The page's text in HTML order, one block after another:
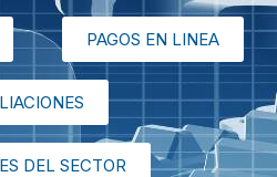
PAGOS EN LINEA
DEL SECTOR